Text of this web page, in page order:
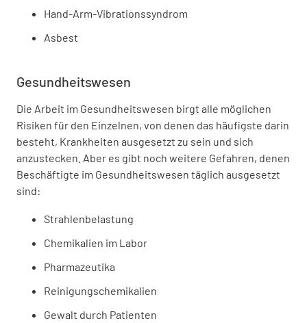
Hand-Arm-Vibrationssyndrom
Asbest
Gesundheitswesen
Die Arbeit im Gesundheitswesen birgt alle möglichen
Risiken für den Einzelnen, von denen das häufigste darin
besteht, Krankheiten ausgesetzt zu sein und sich
anzustecken. Aber es gibt noch weitere Gefahren, denen
Beschäftigte im Gesundheitswesen täglich ausgesetzt
sind:
Strahlenbelastung
Chemikalien im Labor
Pharmazeutika
Reinigungschemikalien
Gewalt durch Patienten